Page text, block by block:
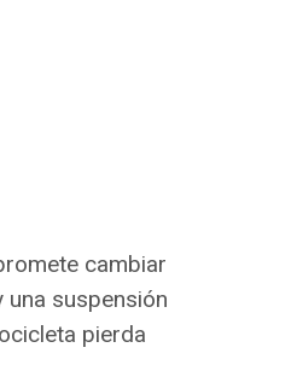
cambiar
suspensión
pierda